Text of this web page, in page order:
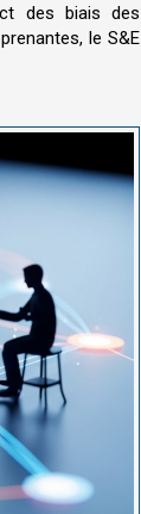
des biais des
le S&E